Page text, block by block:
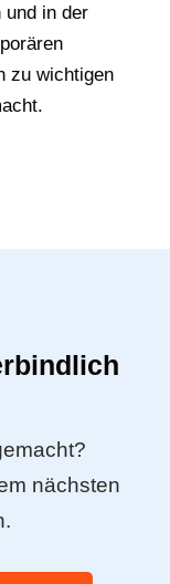
und in der
zu wichtigen
nächsten